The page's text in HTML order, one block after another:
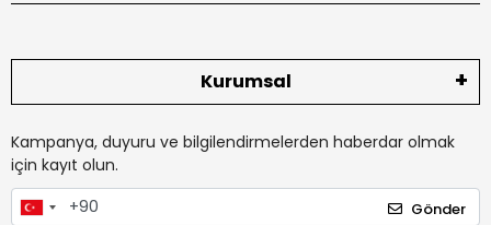
Kurumsal
Kampanya, duyuru ve bilgilendirmelerden haberdar olmak
için kayıt olun.
Gönder